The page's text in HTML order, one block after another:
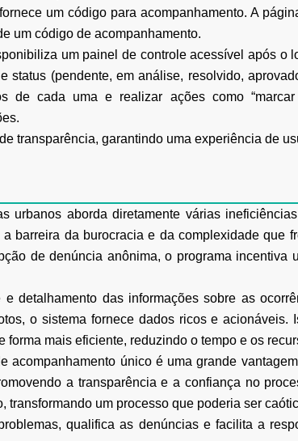
um código para acompanhamento. A
um código de acompanhamento.
um painel de controle acessível após o
status (pendente, em análise, resolvido,
de cada uma e realizar ações como
transparência, garantindo uma experiência de
urbanos aborda diretamente várias
barreira da burocracia e da complexidade que
de denúncia anônima, o programa
detalhamento das informações sobre as
o sistema fornece dados ricos e
mais eficiente, reduzindo o tempo e os
acompanhamento único é uma grande
a transparência e a confiança no
transformando um processo que poderia ser
qualifica as denúncias e facilita a